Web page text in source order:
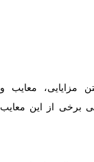
مزایایی، معایب و
برخی از این معایب